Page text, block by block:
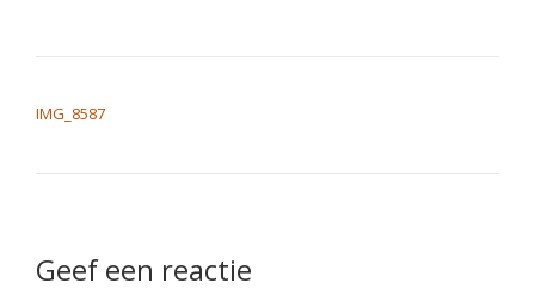
IMG_8587
Geef een reactie